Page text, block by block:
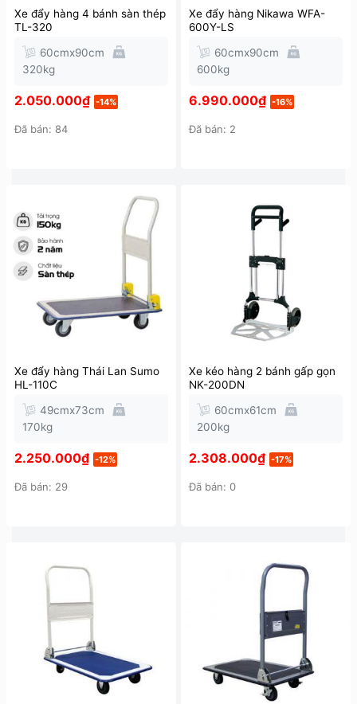
Xe đẩy hàng 4 bánh sàn thép
TL-320
60cmx90cm
320kg
2.050.000₫ -14%
Đã bán: 84
Xe đẩy hàng Nikawa WFA-
600Y-LS
60cmx90cm
600kg
6.990.000₫ -16%
Đã bán: 2
Xe đẩy hàng Thái Lan Sumo
HL-110C
49cmx73cm
170kg
2.250.000₫ -12%
Đã bán: 29
Xe kéo hàng 2 bánh gấp gọn
NK-200DN
60cmx61cm
200kg
2.308.000₫ -17%
Đã bán: 0